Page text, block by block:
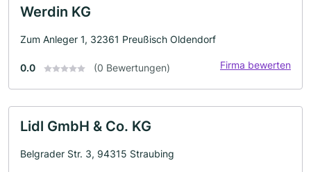
Werdin KG
Zum Anleger 1, 32361 Preußisch Oldendorf
0.0 (0 Bewertungen) Firma bewerten
Lidl GmbH & Co. KG
Belgrader Str. 3, 94315 Straubing